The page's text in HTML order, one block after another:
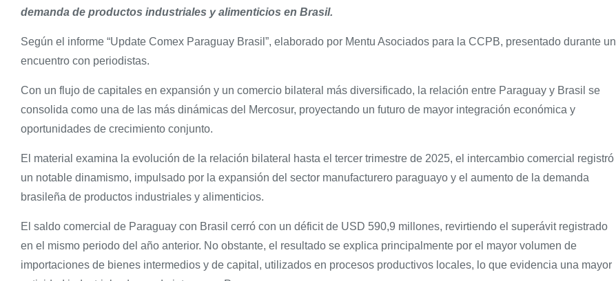
demanda de productos industriales y alimenticios en Brasil.
Según el informe “Update Comex Paraguay Brasil”, elaborado por Mentu Asociados para la CCPB, presentado durante un
encuentro con periodistas.
Con un flujo de capitales en expansión y un comercio bilateral más diversificado, la relación entre Paraguay y Brasil se
consolida como una de las más dinámicas del Mercosur, proyectando un futuro de mayor integración económica y
oportunidades de crecimiento conjunto.
El material examina la evolución de la relación bilateral hasta el tercer trimestre de 2025, el intercambio comercial registró
un notable dinamismo, impulsado por la expansión del sector manufacturero paraguayo y el aumento de la demanda
brasileña de productos industriales y alimenticios.
El saldo comercial de Paraguay con Brasil cerró con un déficit de USD 590,9 millones, revirtiendo el superávit registrado
en el mismo periodo del año anterior. No obstante, el resultado se explica principalmente por el mayor volumen de
importaciones de bienes intermedios y de capital, utilizados en procesos productivos locales, lo que evidencia una mayor